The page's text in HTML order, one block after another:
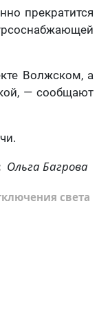
прекратится
Волжском, а
— сообщают
Ольга Багрова
света